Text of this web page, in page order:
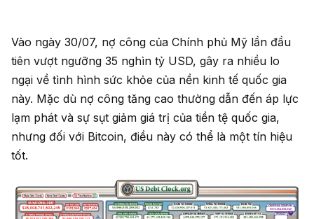
Vào ngày 30/07, nợ công của Chính phủ Mỹ lần đầu
tiên vượt ngưỡng 35 nghìn tỷ USD, gây ra nhiều lo
ngại về tình hình sức khỏe của nền kinh tế quốc gia
này. Mặc dù nợ công tăng cao thường dẫn đến áp lực
lạm phát và sự sụt giảm giá trị của tiền tệ quốc gia,
nhưng đối với Bitcoin, điều này có thể là một tín hiệu
tốt.